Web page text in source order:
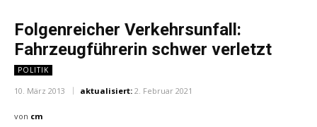
Folgenreicher Verkehrsunfall:
Fahrzeugführerin schwer verletzt
POLITIK
10. März 2013 aktualisiert: 2. Februar 2021
von cm